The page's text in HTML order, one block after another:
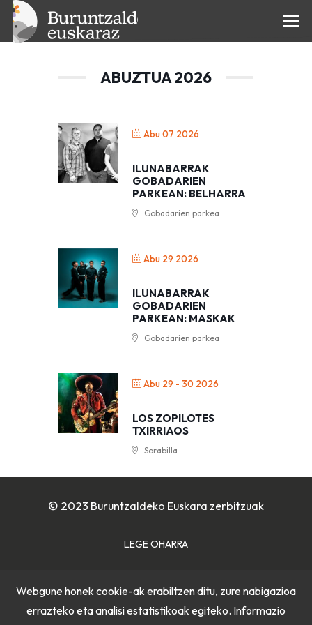
Kontzertua
ABUZTUA 2026
Abu 07 2026
ILUNABARRAK
GOBADARIEN
PARKEAN: BELHARRA
Gobadarien parkea
Abu 29 2026
ILUNABARRAK
GOBADARIEN
PARKEAN: MASKAK
Gobadarien parkea
Abu 29 - 30 2026
LOS ZOPILOTES
TXIRRIAOS
Sorabilla
© 2023 Buruntzaldeko Euskara zerbitzuak
LEGE OHARRA
PRIBATUTASUN POLITIKA
Webgune honek cookie-ak erabiltzen ditu, zure nabigazioa
errazteko eta analisi estatistikoak egiteko. Informazio